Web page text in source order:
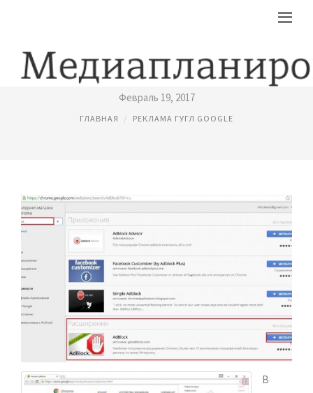
БЛОКИРАТОР РЕКЛАМЫ ДЛЯ ГУГЛ ХРОМ
Февраль 19, 2017
ГЛАВНАЯ РЕКЛАМА ГУГЛ GOOGLE
В